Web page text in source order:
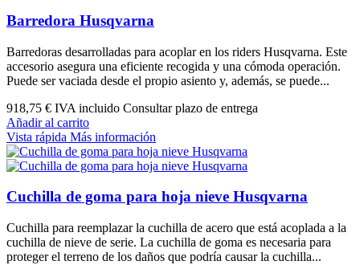
Barredora Husqvarna
Barredoras desarrolladas para acoplar en los riders Husqvarna. Este
accesorio asegura una eficiente recogida y una cómoda operación.
Puede ser vaciada desde el propio asiento y, además, se puede...
918,75 € IVA incluido Consultar plazo de entrega
Añadir al carrito
Vista rápida Más información
Cuchilla de goma para hoja nieve Husqvarna
Cuchilla para reemplazar la cuchilla de acero que está acoplada a la
cuchilla de nieve de serie. La cuchilla de goma es necesaria para
proteger el terreno de los daños que podría causar la cuchilla...